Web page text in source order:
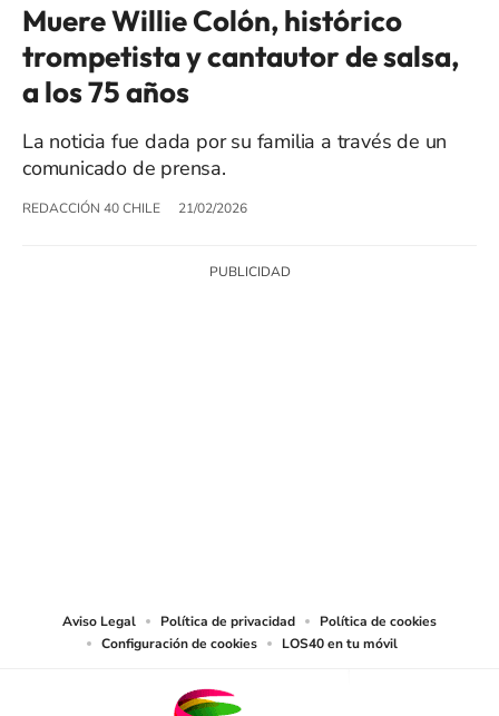
Muere Willie Colón, histórico
trompetista y cantautor de salsa,
a los 75 años
La noticia fue dada por su familia a través de un
comunicado de prensa.
REDACCIÓN 40 CHILE 21/02/2026
Aviso Legal Política de privacidad
Política de cookies
Configuración de cookies
LOS40 en tu móvil